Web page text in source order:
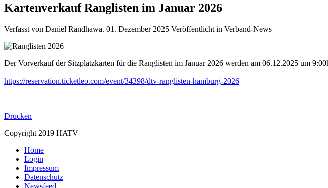
Kartenverkauf Ranglisten im Januar 2026
Verfasst von Daniel Randhawa. 01. Dezember 2025 Veröffentlicht in Verband-News
Der Vorverkauf der Sitzplatzkarten für die Ranglisten im Januar 2026 werden am 06.12.2025 um
https://reservation.ticketleo.com/event/34398/dtv-ranglisten-hamburg-2026
Drucken
Copyright 2019 HATV
Home
Login
Impressum
Datenschutz
Newsfeed